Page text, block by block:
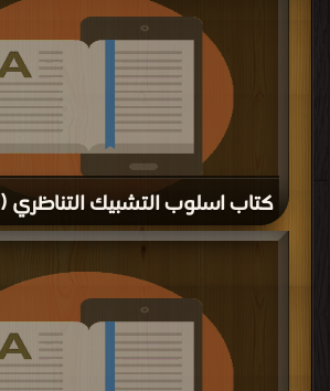
كتاب اسلوب التشبيك التناظري (E&M) PDF
قراءة و تحميل كتاب كتاب اسلوب التشبيك التناظري (E&M) PDF مجانا | مكتبة >
كتب في تنزيل مباشر| التحميل : مرة/مرات